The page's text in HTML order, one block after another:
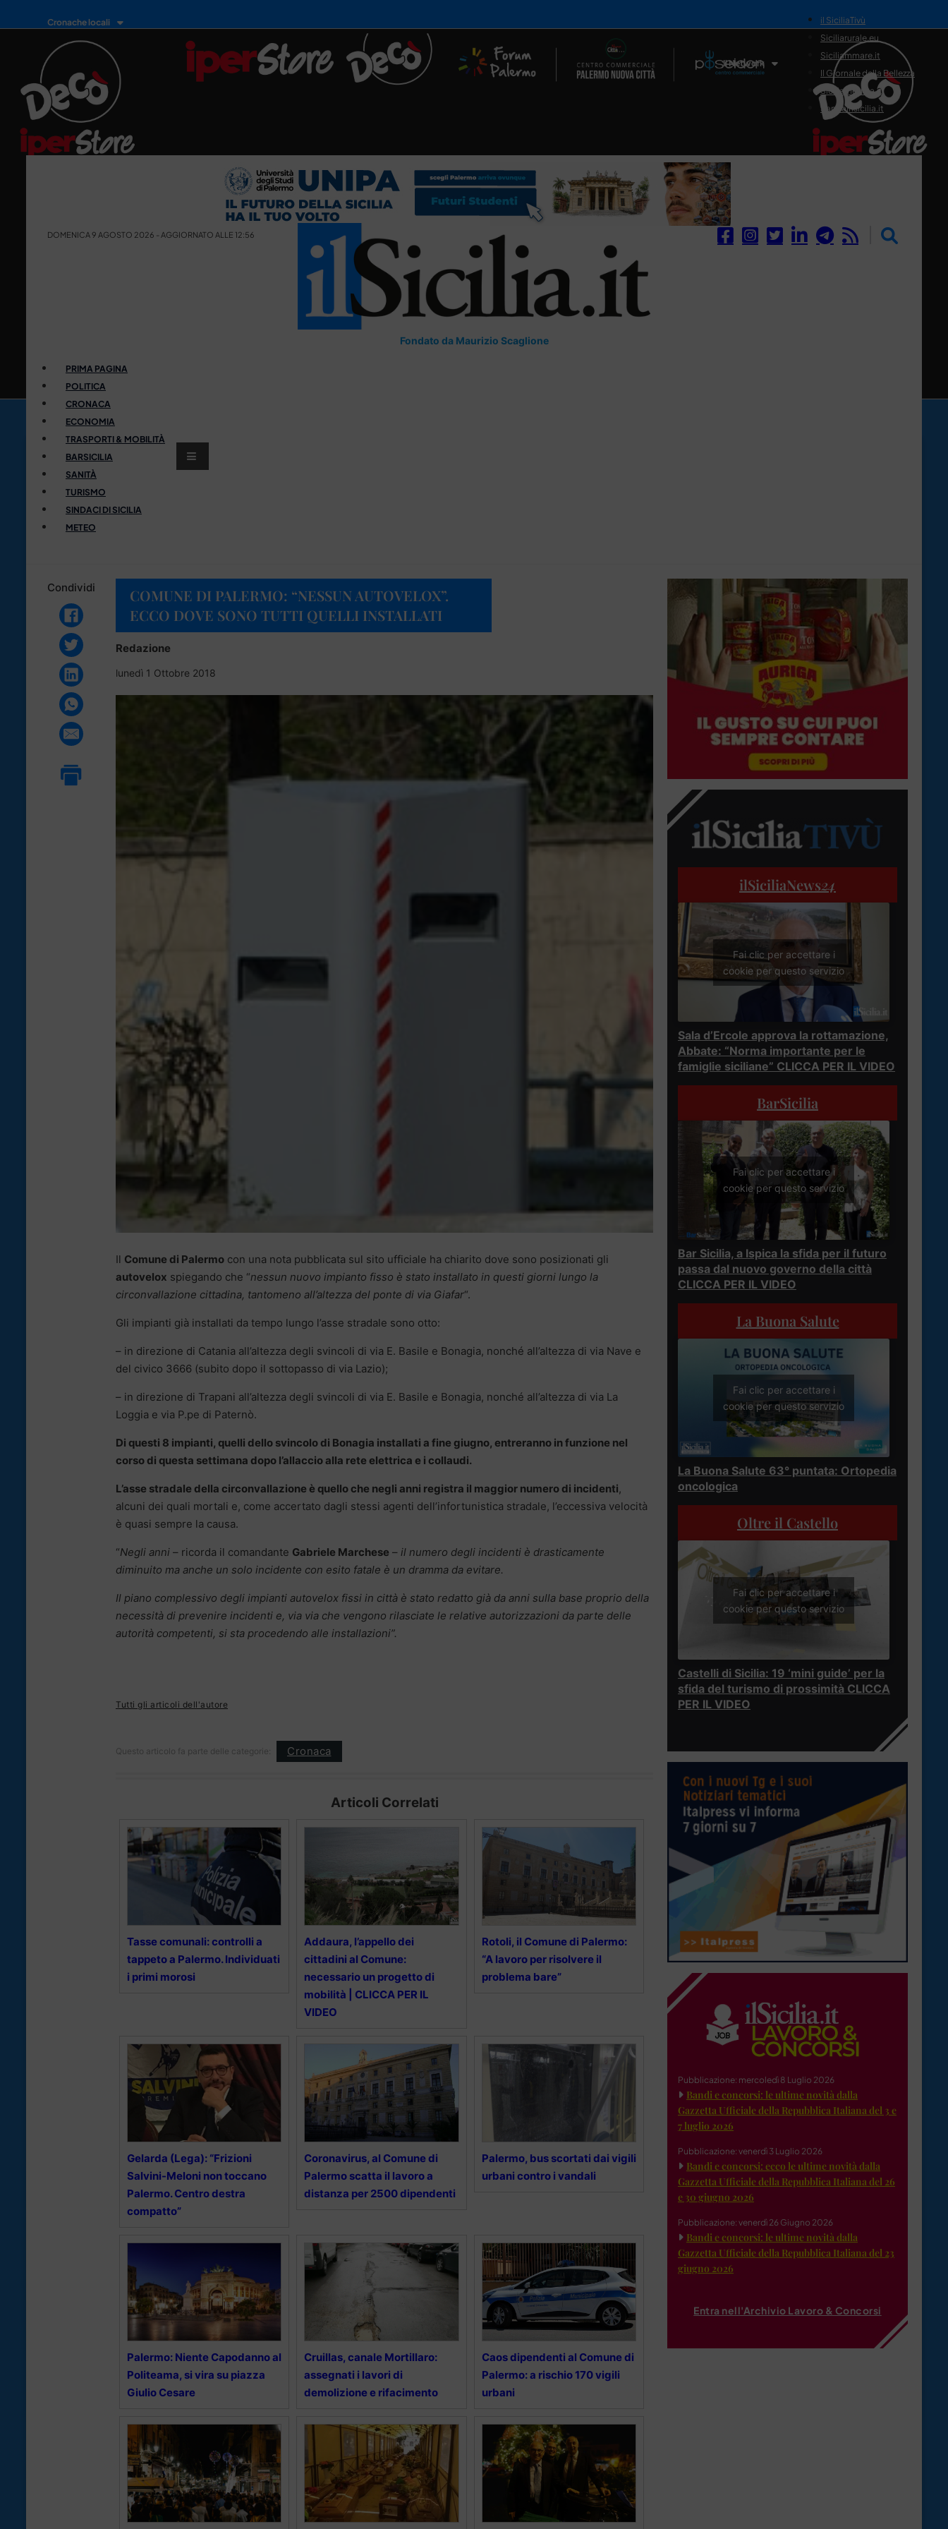
Cronache locali
Il Network
il SiciliaTivù
Siciliarurale.eu
Siciliammare.it
Il Giornale della Bellezza
Siciliamedica.it
Sanitainsicilia.it
DOMENICA 9 AGOSTO 2026 - AGGIORNATO ALLE 12:56
Fondato da Maurizio Scaglione
PRIMA PAGINA
POLITICA
CRONACA
ECONOMIA
TRASPORTI & MOBILITÀ
BARSICILIA
SANITÀ
TURISMO
SINDACI DI SICILIA
METEO
Condividi
COMUNE DI PALERMO: “NESSUN AUTOVELOX”.
ECCO DOVE SONO TUTTI QUELLI INSTALLATI
Redazione
lunedì 1 Ottobre 2018
Il Comune di Palermo con una nota pubblicata sul sito ufficiale ha chiarito dove sono posizionati gli
autovelox spiegando che “nessun nuovo impianto fisso è stato installato in questi giorni lungo la
circonvallazione cittadina, tantomeno all’altezza del ponte di via Giafar“.
Gli impianti già installati da tempo lungo l’asse stradale sono otto:
– in direzione di Catania all’altezza degli svincoli di via E. Basile e Bonagia, nonché all’altezza di via Nave e
del civico 3666 (subito dopo il sottopasso di via Lazio);
– in direzione di Trapani all’altezza degli svincoli di via E. Basile e Bonagia, nonché all’altezza di via La
Loggia e via P.pe di Paternò.
Di questi 8 impianti, quelli dello svincolo di Bonagia installati a fine giugno, entreranno in funzione nel
corso di questa settimana dopo l’allaccio alla rete elettrica e i collaudi.
L’asse stradale della circonvallazione è quello che negli anni registra il maggior numero di incidenti,
alcuni dei quali mortali e, come accertato dagli stessi agenti dell’infortunistica stradale, l’eccessiva velocità
è quasi sempre la causa.
“Negli anni – ricorda il comandante Gabriele Marchese – il numero degli incidenti è drasticamente
diminuito ma anche un solo incidente con esito fatale è un dramma da evitare.
Il piano complessivo degli impianti autovelox fissi in città è stato redatto già da anni sulla base proprio della
necessità di prevenire incidenti e, via via che vengono rilasciate le relative autorizzazioni da parte delle
autorità competenti, si sta procedendo alle installazioni”.
Tutti gli articoli dell'autore
Questo articolo fa parte delle categorie: Cronaca
Articoli Correlati
Tasse comunali: controlli a
tappeto a Palermo. Individuati
i primi morosi
Addaura, l’appello dei
cittadini al Comune:
necessario un progetto di
mobilità | CLICCA PER IL
VIDEO
Rotoli, il Comune di Palermo:
“A lavoro per risolvere il
problema bare”
Gelarda (Lega): “Frizioni
Salvini-Meloni non toccano
Palermo. Centro destra
compatto”
Coronavirus, al Comune di
Palermo scatta il lavoro a
distanza per 2500 dipendenti
Palermo, bus scortati dai vigili
urbani contro i vandali
Palermo: Niente Capodanno al
Politeama, si vira su piazza
Giulio Cesare
Cruillas, canale Mortillaro:
assegnati i lavori di
demolizione e rifacimento
Caos dipendenti al Comune di
Palermo: a rischio 170 vigili
urbani
ilSiciliaNews24
Fai clic per accettare i
cookie per questo servizio
Sala d’Ercole approva la rottamazione,
Abbate: “Norma importante per le
famiglie siciliane” CLICCA PER IL VIDEO
BarSicilia
Fai clic per accettare i
cookie per questo servizio
Bar Sicilia, a Ispica la sfida per il futuro
passa dal nuovo governo della città
CLICCA PER IL VIDEO
La Buona Salute
Fai clic per accettare i
cookie per questo servizio
La Buona Salute 63° puntata: Ortopedia
oncologica
Oltre il Castello
Fai clic per accettare i
cookie per questo servizio
Castelli di Sicilia: 19 ‘mini guide’ per la
sfida del turismo di prossimità CLICCA
PER IL VIDEO
Pubblicazione: mercoledì 8 Luglio 2026
Bandi e concorsi: le ultime novità dalla
Gazzetta Ufficiale della Repubblica Italiana del 3 e
7 luglio 2026
Pubblicazione: venerdì 3 Luglio 2026
Bandi e concorsi: ecco le ultime novità dalla
Gazzetta Ufficiale della Repubblica Italiana del 26
e 30 giugno 2026
Pubblicazione: venerdì 26 Giugno 2026
Bandi e concorsi: le ultime novità dalla
Gazzetta Ufficiale della Repubblica Italiana del 23
giugno 2026
Entra nell'Archivio Lavoro & Concorsi